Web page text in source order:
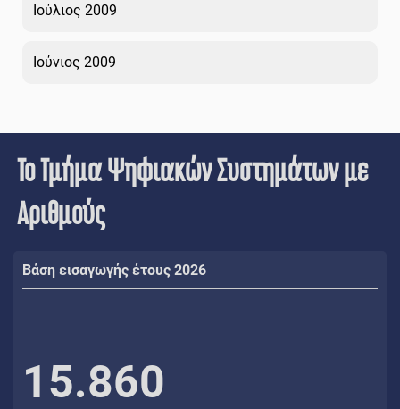
Ιούλιος 2009
Ιούνιος 2009
Το Τμήμα Ψηφιακών Συστημάτων με
Αριθμούς
Βάση εισαγωγής έτους 2026
15.860